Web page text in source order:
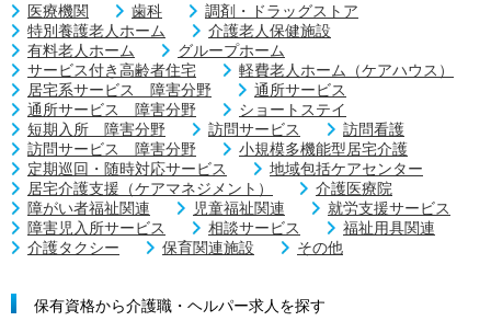
医療機関 歯科
調剤・ドラッグストア
特別養護老人ホーム
介護老人保健施設
有料老人ホーム
グループホーム
サービス付き高齢者住宅
軽費老人ホーム（ケアハウス）
居宅系サービス 障害分野
通所サービス
通所サービス 障害分野
ショートステイ
短期入所 障害分野
訪問サービス
訪問看護
訪問サービス 障害分野
小規模多機能型居宅介護
定期巡回・随時対応サービス
地域包括ケアセンター
居宅介護支援（ケアマネジメント）
介護医療院
障がい者福祉関連
児童福祉関連
就労支援サービス
障害児入所サービス
相談サービス
福祉用具関連
介護タクシー
保育関連施設 その他
保有資格から介護職・ヘルパー求人を探す